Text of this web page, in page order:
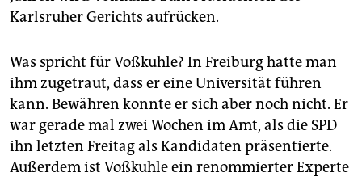
Karlsruher Gerichts aufrücken.
Was spricht für Voßkuhle? In Freiburg hatte man
ihm zugetraut, dass er eine Universität führen
kann. Bewähren konnte er sich aber noch nicht. Er
war gerade mal zwei Wochen im Amt, als die SPD
ihn letzten Freitag als Kandidaten präsentierte.
Außerdem ist Voßkuhle ein renommierter Experte